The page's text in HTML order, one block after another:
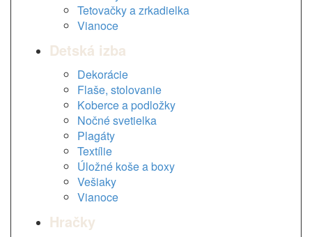
Tetovačky a zrkadielka
Vianoce
Detská izba
Dekorácie
Flaše, stolovanie
Koberce a podložky
Nočné svetielka
Plagáty
Textílie
Úložné koše a boxy
Vešiaky
Vianoce
Hračky